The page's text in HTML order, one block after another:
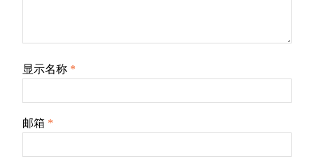
显示名称 *
邮箱 *